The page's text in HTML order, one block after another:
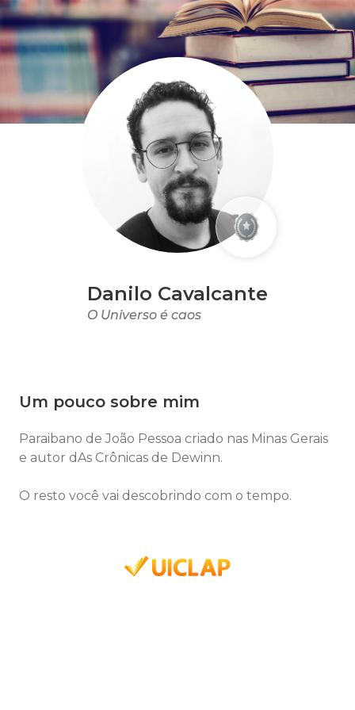
Danilo Cavalcante
O Universo é caos
Um pouco sobre mim
Paraibano de João Pessoa criado nas Minas Gerais
e autor dAs Crônicas de Dewinn.
O resto você vai descobrindo com o tempo.